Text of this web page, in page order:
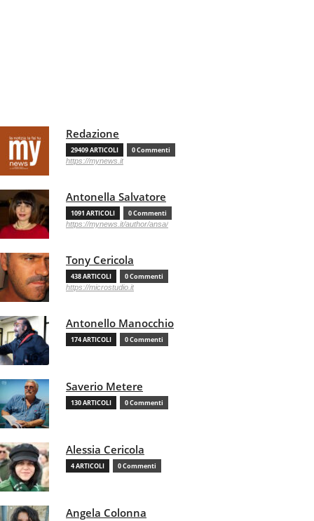
Redazione
29409 ARTICOLI 0 Commenti
https://mynews.it
Antonella Salvatore
1091 ARTICOLI 0 Commenti
https://mynews.it/author/ansa/
Tony Cericola
438 ARTICOLI 0 Commenti
https://microstudio.it
Antonello Manocchio
174 ARTICOLI 0 Commenti
Saverio Metere
130 ARTICOLI 0 Commenti
Alessia Cericola
4 ARTICOLI 0 Commenti
Angela Colonna